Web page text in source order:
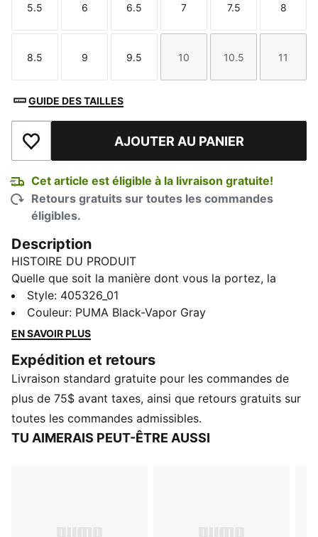
Taille
5.5
Taille
6
Taille
6.5
Taille
7
Taille
7.5
Taille
8
Taille
8.5
Taille
9
Taille
9.5
Taille
10
Taille
10.5
Taille
11
GUIDE DES TAILLES
Ajouter à la liste de souhaits
AJOUTER AU PANIER
Cet article est éligible à la livraison gratuite!
Retours gratuits sur toutes les commandes
éligibles.
Description
HISTOIRE DU PRODUIT
Quelle que soit la manière dont vous la portez, la
Speedcat apporte élégance et distinction à chaque
tenue. Avec des détails inspirés du ballet et des
accents raffinés, cette silhouette offre une
dans l’héritage de la course, mais conçues pour la rue,
elles mêlent énergie des sports motorisés et élégance.
Cette version a un imprimé serpent saisissant et des
brides à boucle, ajoutant une touche unique et
élégante à sa conception.
Style: 405326_01
Couleur: PUMA Black-Vapor Gray
EN SAVOIR PLUS
Expédition et retours
Livraison standard gratuite pour les commandes de
plus de 75$ avant taxes, ainsi que retours gratuits sur
toutes les commandes admissibles.
TU AIMERAIS PEUT-ÊTRE AUSSI